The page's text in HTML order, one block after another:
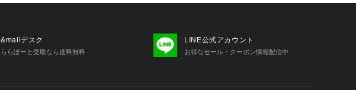
&mallデスク
ららぽーと受取なら送料無料
LINE公式アカウント
お得なセール・クーポン情報配信中